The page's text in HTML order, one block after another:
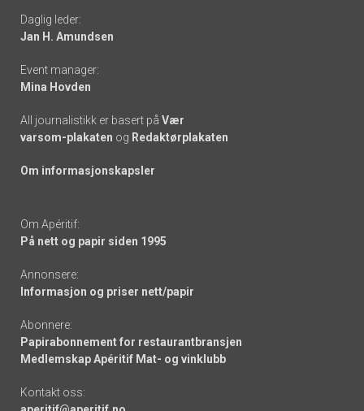
links
Daglig leder:
Jan H. Amundsen
Event manager:
Mina Hovden
All journalistikk er basert på Vær
varsom-plakaten og Redaktørplakaten
Om informasjonskapsler
Om Apéritif:
På nett og papir siden 1995
Annonsere:
Informasjon og priser nett/papir
Abonnere:
Papirabonnement for restaurantbransjen
Medlemskap Apéritif Mat- og vinklubb
Kontakt oss: